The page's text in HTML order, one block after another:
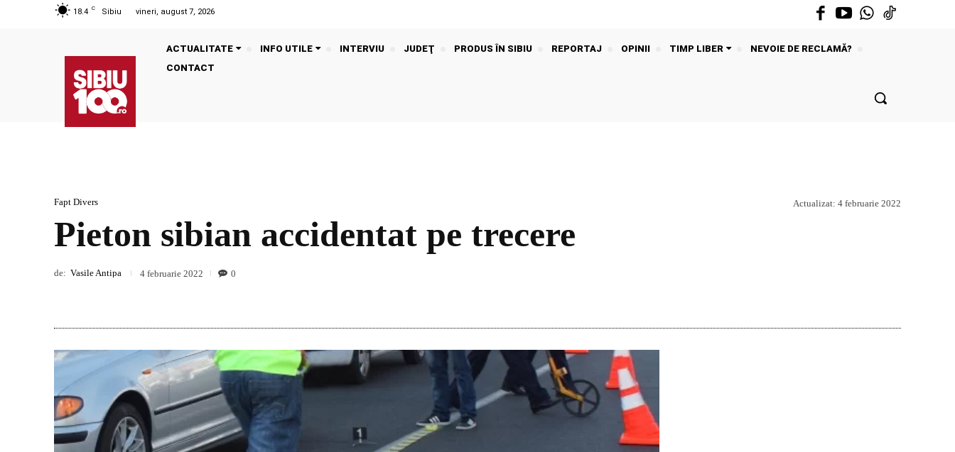
18.4 C Sibiu vineri, august 7, 2026
ACTUALITATE INFO UTILE INTERVIU JUDEŢ PRODUS ÎN SIBIU REPORTAJ OPINII TIMP LIBER
NEVOIE DE RECLAMĂ?
CONTACT
Fapt Divers Actualizat: 4 februarie 2022
Pieton sibian accidentat pe trecere
de: Vasile Antipa 4 februarie 2022 0